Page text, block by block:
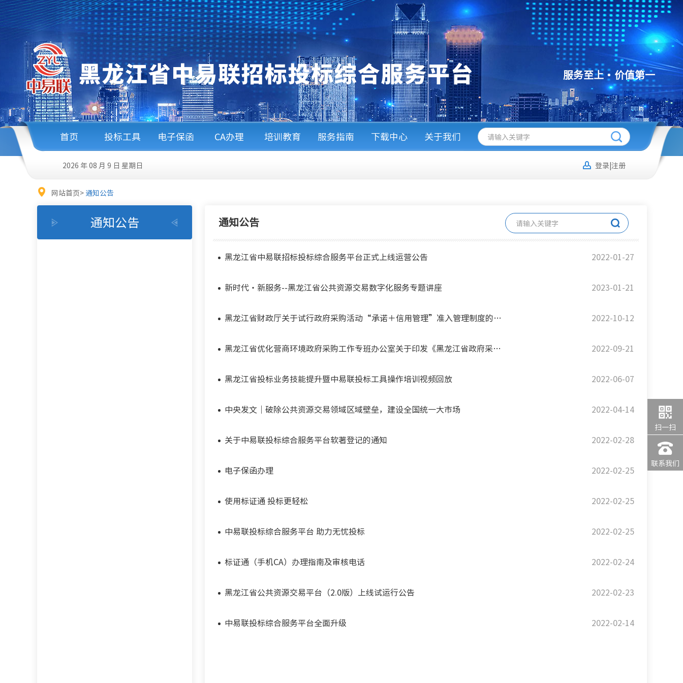
服务至上 价值第一
首页 投标工具 电子保函 CA办理 培训教育 服务指南 下载中心 关于我们
2026 年 08 月 9 日 星期日 登录|注册
扫一扫
联系我们
网站首页> 通知公告
通知公告 通知公告
黑龙江省中易联招标投标综合服务平台正式上线运营公告 2022-01-27
新时代・新服务--黑龙江省公共资源交易数字化服务专题讲座 2023-01-21
黑龙江省财政厅关于试行政府采购活动“承诺＋信用管理”准入管理制度的通知 2022-10-12
黑龙江省优化营商环境政府采购工作专班办公室关于印发《黑龙江省政府采购2022年优化营商环境专项行动实施方案》的通知 2022-09-21
黑龙江省投标业务技能提升暨中易联投标工具操作培训视频回放 2022-06-07
中央发文｜破除公共资源交易领域区域壁垒，建设全国统一大市场 2022-04-14
关于中易联投标综合服务平台软著登记的通知 2022-02-28
电子保函办理 2022-02-25
使用标证通 投标更轻松 2022-02-25
中易联投标综合服务平台 助力无忧投标 2022-02-25
标证通（手机CA）办理指南及审核电话 2022-02-24
黑龙江省公共资源交易平台（2.0版）上线试运行公告 2022-02-23
中易联投标综合服务平台全面升级 2022-02-14